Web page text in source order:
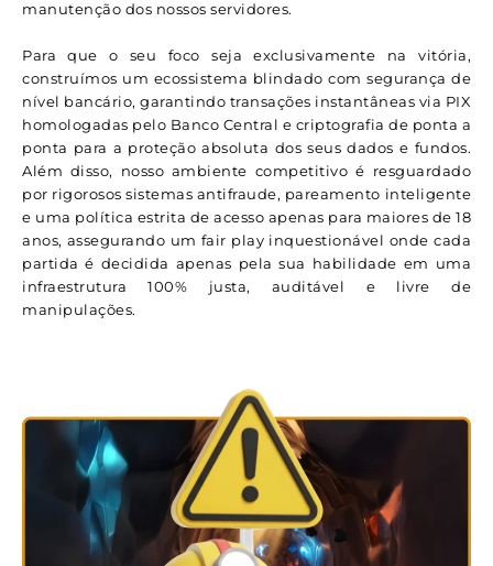
manutenção dos nossos servidores.
Para que o seu foco seja exclusivamente na vitória,
construímos um ecossistema blindado com segurança de
nível bancário, garantindo transações instantâneas via PIX
homologadas pelo Banco Central e criptografia de ponta a
ponta para a proteção absoluta dos seus dados e fundos.
Além disso, nosso ambiente competitivo é resguardado
por rigorosos sistemas antifraude, pareamento inteligente
e uma política estrita de acesso apenas para maiores de 18
anos, assegurando um fair play inquestionável onde cada
partida é decidida apenas pela sua habilidade em uma
infraestrutura 100% justa, auditável e livre de
manipulações.